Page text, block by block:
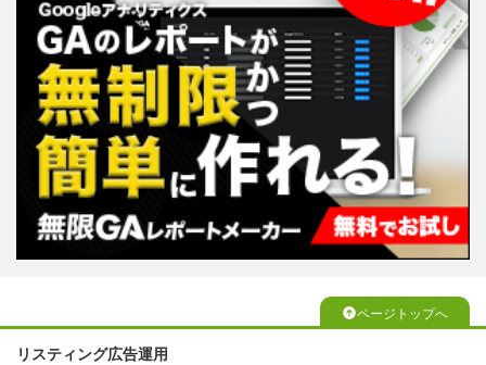
ページトップへ
リスティング広告運用